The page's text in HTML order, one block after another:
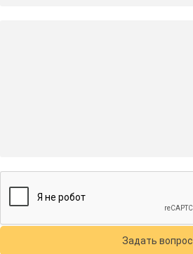
Задать вопрос